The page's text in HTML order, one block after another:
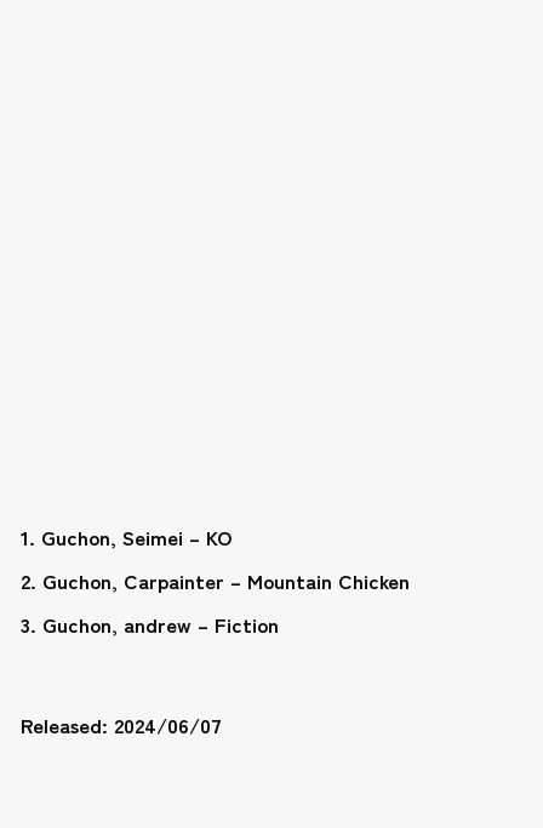
1. Guchon, Seimei – KO
2. Guchon, Carpainter – Mountain Chicken
3. Guchon, andrew – Fiction
Released: 2024/06/07